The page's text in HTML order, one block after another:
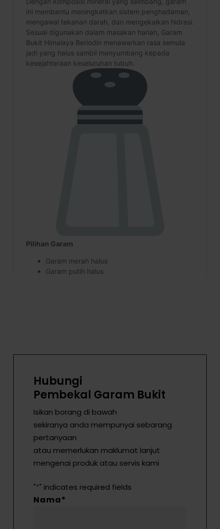
Hubungi
Pembekal Garam Bukit
Isikan borang di bawah
sekiranya anda mempunyai sebarang
pertanyaan
atau memerlukan maklumat lanjut
mengenai produk atau servis kami
"*" indicates required fields
Nama*